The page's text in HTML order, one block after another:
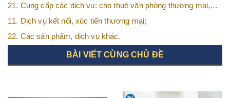
21. Cung cấp các dịch vụ: cho thuê văn phòng thương mại,
văn phòng ảo, văn phòng chia sẻ…vv
11. Dịch vụ kết nối, xúc tiến thương mại;
22. Các sản phẩm, dịch vụ khác.
BÀI VIẾT CÙNG CHỦ ĐỀ